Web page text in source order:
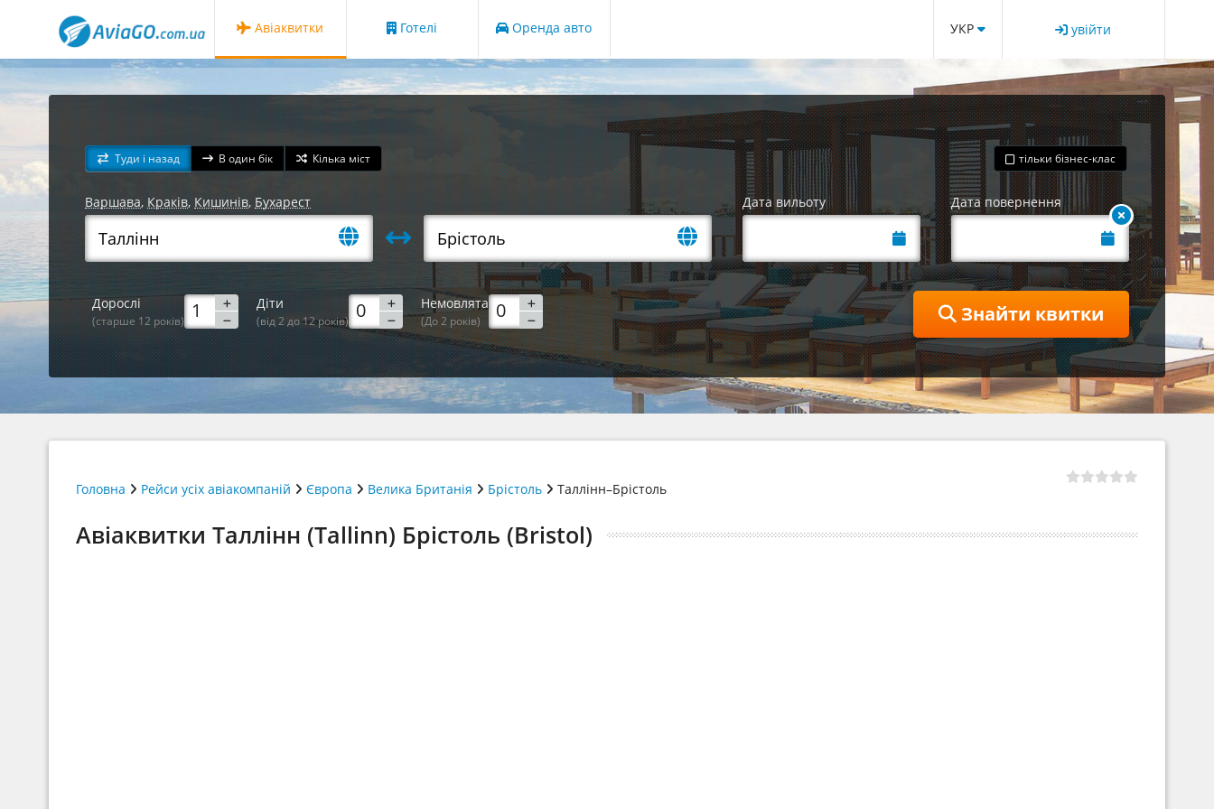
Авіаквитки Готелі Оренда авто УКР увійти
Туди і назад В один бік Кілька міст тільки бізнес-клас
Варшава, Краків, Кишинів, Бухарест Дата вильоту Дата повернення
Дорослі
(старше 12 років)
Діти
(від 2 до 12 років)
Немовлята
(До 2 років) Знайти квитки
Головна Рейси усіх авіакомпаній Європа Велика Британія Брістоль Таллінн–Брістоль
Авіаквитки Таллінн (Tallinn) Брістоль (Bristol)